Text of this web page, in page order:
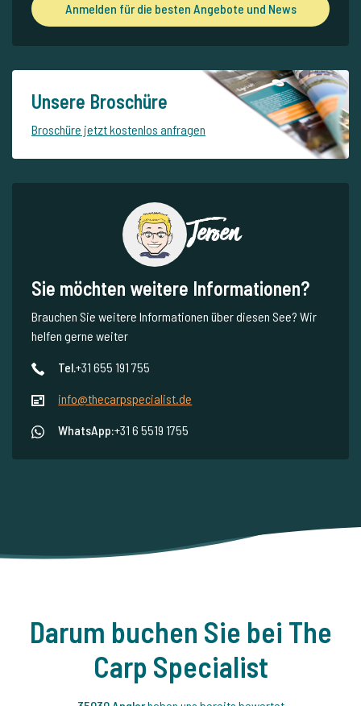
Anmelden für die besten Angebote und News
Unsere Broschüre
Broschüre jetzt kostenlos anfragen
Jeroen
Sie möchten weitere Informationen?
Brauchen Sie weitere Informationen über diesen See? Wir
helfen gerne weiter
Tel.+31 655 191 755
info@thecarpspecialist.de
WhatsApp:+31 6 5519 1755
Darum buchen Sie bei The
Carp Specialist